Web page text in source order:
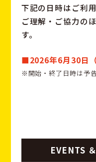
下記の日時はご利
ご理解・ご協力の
す。
■2026年6月30日
※開始・終了日時は予
EVENTS